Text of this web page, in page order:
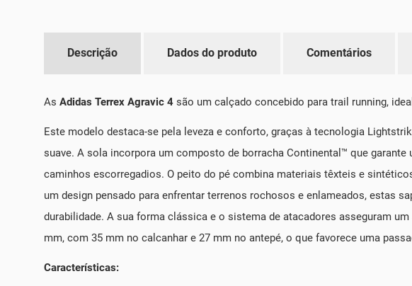
Descrição Dados do produto Comentários
As Adidas Terrex Agravic 4 são um calçado concebido para trail running,
Este modelo destaca-se pela leveza e conforto, graças à tecnologia
suave. A sola incorpora um composto de borracha Continental™ que
caminhos escorregadios. O peito do pé combina materiais têxteis e
um design pensado para enfrentar terrenos rochosos e enlameados, estas
durabilidade. A sua forma clássica e o sistema de atacadores asseguram
mm, com 35 mm no calcanhar e 27 mm no antepé, o que favorece uma
Características: